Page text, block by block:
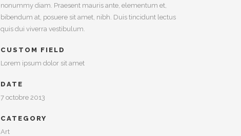
nonummy diam. Praesent mauris ante, elementum et,
bibendum at, posuere sit amet, nibh. Duis tincidunt lectus
quis dui viverra vestibulum.
CUSTOM FIELD
Lorem ipsum dolor sit amet
DATE
7 octobre 2013
CATEGORY
Art